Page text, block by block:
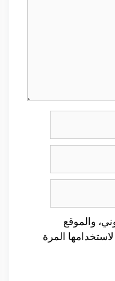
والموقع
المرة